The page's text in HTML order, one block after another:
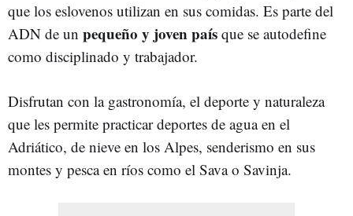
que los eslovenos utilizan en sus comidas. Es parte del
ADN de un pequeño y joven país que se autodefine
como disciplinado y trabajador.
Disfrutan con la gastronomía, el deporte y naturaleza
que les permite practicar deportes de agua en el
Adriático, de nieve en los Alpes, senderismo en sus
montes y pesca en ríos como el Sava o Savinja.